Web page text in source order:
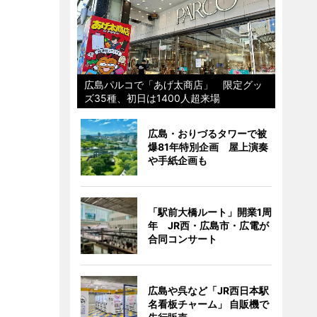
広島パルコで「あげ太商店」 限定グッ
ズ35種、初日は1400人超来場
広島・おりづるタワーで被
爆81年特別企画 屋上演奏
や手紙企画も
「駅前大橋ルート」開業1周
年 JR西・広島市・広電が
合同コンサート
広島や呉など「JR西日本駅
名看板チャーム」 自販機で